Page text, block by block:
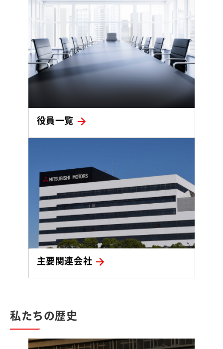
役員一覧
主要関連会社
私たちの歴史